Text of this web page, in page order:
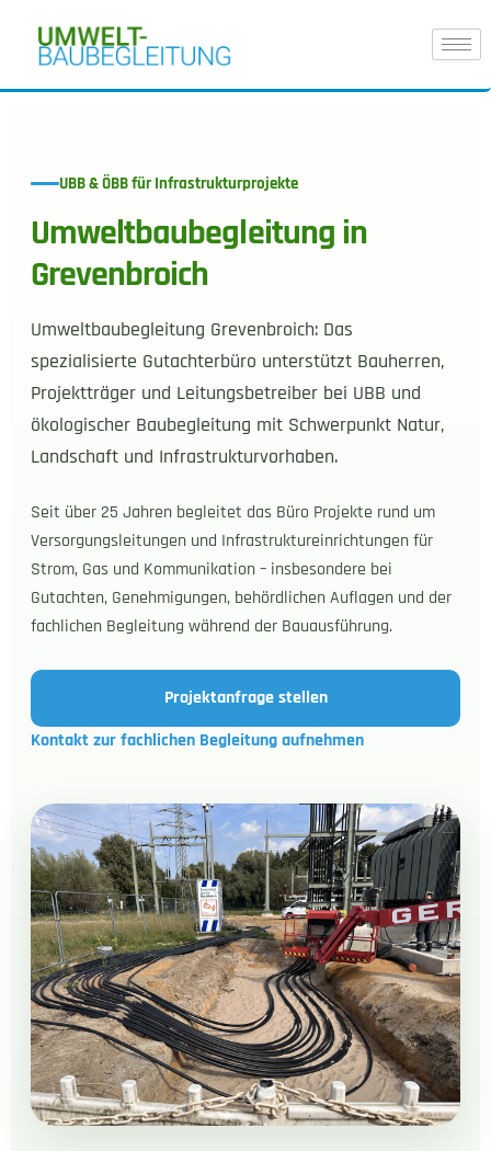
UBB & ÖBB für Infrastrukturprojekte
Umweltbaubegleitung in
Grevenbroich
Umweltbaubegleitung Grevenbroich: Das
spezialisierte Gutachterbüro unterstützt Bauherren,
Projektträger und Leitungsbetreiber bei UBB und
ökologischer Baubegleitung mit Schwerpunkt Natur,
Landschaft und Infrastrukturvorhaben.
Seit über 25 Jahren begleitet das Büro Projekte rund um
Versorgungsleitungen und Infrastruktureinrichtungen für
Strom, Gas und Kommunikation – insbesondere bei
Gutachten, Genehmigungen, behördlichen Auflagen und der
fachlichen Begleitung während der Bauausführung.
Projektanfrage stellen
Kontakt zur fachlichen Begleitung aufnehmen